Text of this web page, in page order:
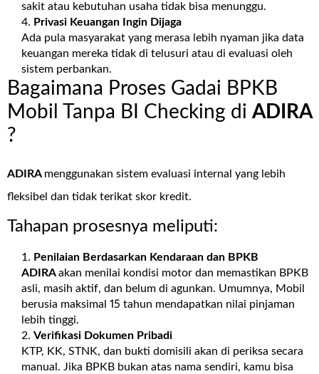
sakit atau kebutuhan usaha tidak bisa menunggu.
Privasi Keuangan Ingin Dijaga
Ada pula masyarakat yang merasa lebih nyaman jika data
keuangan mereka tidak di telusuri atau di evaluasi oleh
sistem perbankan.
Bagaimana Proses Gadai BPKB
Mobil Tanpa BI Checking di ADIRA
?
ADIRA menggunakan sistem evaluasi internal yang lebih
fleksibel dan tidak terikat skor kredit.
Tahapan prosesnya meliputi:
Penilaian Berdasarkan Kendaraan dan BPKB
ADIRAakan menilai kondisi motor dan memastikan BPKB
asli, masih aktif, dan belum di agunkan. Umumnya, Mobil
berusia maksimal 15 tahun mendapatkan nilai pinjaman
lebih tinggi.
Verifikasi Dokumen Pribadi
KTP, KK, STNK, dan bukti domisili akan di periksa secara
manual. Jika BPKB bukan atas nama sendiri, kamu bisa